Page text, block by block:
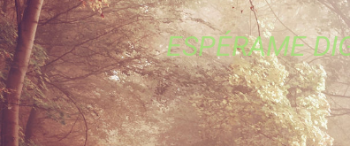
ESPÉRAME